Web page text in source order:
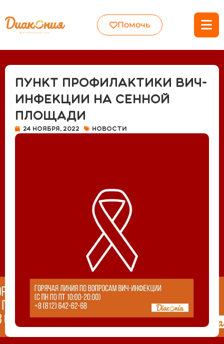
Помочь
Пункт профилактики ВИЧ-
инфекции на Сенной
площади
24 ноября, 2022 Новости